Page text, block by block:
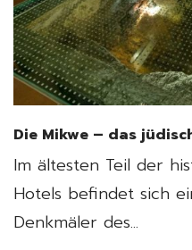
Die Mikwe – das
Im ältesten Teil der
Hotels befindet sich
Denkmäler des...